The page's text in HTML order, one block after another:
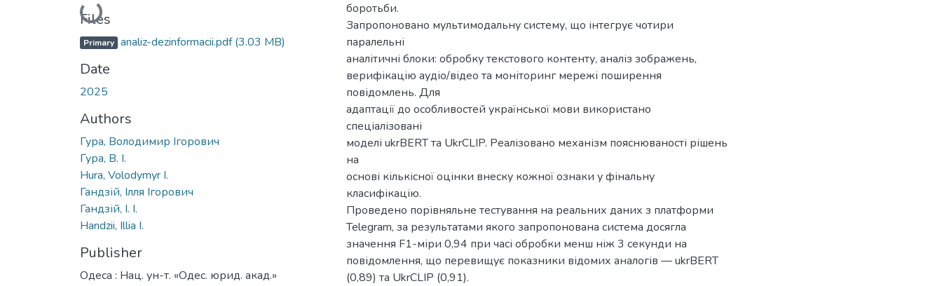
Loading...
Files
Primary analiz-dezinformacii.pdf(3.03 MB)
Date
2025
Authors
Гура, Володимир Ігорович
Гура, В. І.
Hura, Volodymyr I.
Гандзій, Ілля Ігорович
Гандзій, І. І.
Handzii, Illia I.
Publisher
Одеса : Нац. ун-т. «Одес. юрид. акад.»
боротьби.
Запропоновано мультимодальну систему, що інтегрує чотири
паралельні
аналітичні блоки: обробку текстового контенту, аналіз зображень,
верифікацію аудіо/відео та моніторинг мережі поширення
повідомлень. Для
адаптації до особливостей української мови використано
спеціалізовані
моделі ukrBERT та UkrCLIP. Реалізовано механізм пояснюваності рішень
на
основі кількісної оцінки внеску кожної ознаки у фінальну
класифікацію.
Проведено порівняльне тестування на реальних даних з платформи
Telegram, за результатами якого запропонована система досягла
значення F1-міри 0,94 при часі обробки менш ніж 3 секунди на
повідомлення, що перевищує показники відомих аналогів — ukrBERT
(0,89) та UkrCLIP (0,91).